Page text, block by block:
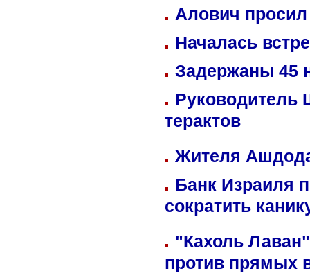
Алович просил
Началась
Задержаны 45
Руководитель
терактов
Жителя
Банк Израиля
сократить
"Кахоль
против прямых